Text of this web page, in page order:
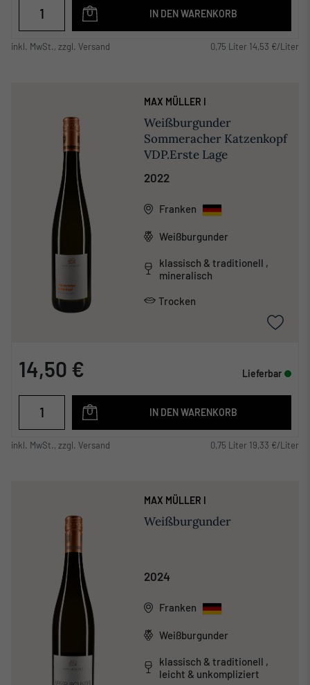
IN DEN WARENKORB
inkl. MwSt., zzgl. Versand 0,75 Liter 14,53 €/Liter
MAX MÜLLER I
Weißburgunder
Sommeracher Katzenkopf
VDP.Erste Lage
2022
Franken
Weißburgunder
klassisch & traditionell ,
mineralisch
Trocken
14,50 € Lieferbar
IN DEN WARENKORB
inkl. MwSt., zzgl. Versand 0,75 Liter 19,33 €/Liter
MAX MÜLLER I
Weißburgunder
2024
Franken
Weißburgunder
klassisch & traditionell ,
leicht & unkompliziert